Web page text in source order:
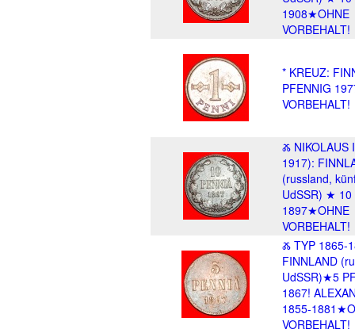
1908★OHNE
VORBEHALT!
* KREUZ:
PFENNIG
VORBEHALT!
Ⰶ NIKOLAUS
1917):
(russland,
UdSSR) ★ 10
1897★OHNE
VORBEHALT!
Ⰶ TYP 1865-
FINNLAND
UdSSR)★5
1867!
1855-
VORBEHALT!